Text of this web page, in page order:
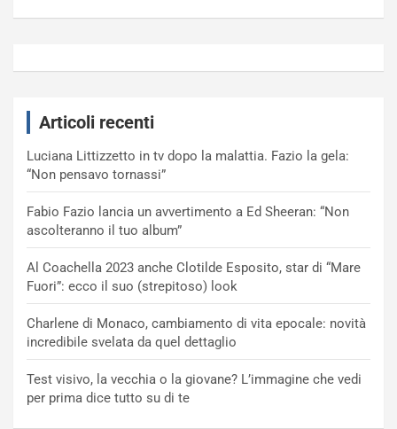
Articoli recenti
Luciana Littizzetto in tv dopo la malattia. Fazio la gela:
“Non pensavo tornassi”
Fabio Fazio lancia un avvertimento a Ed Sheeran: “Non
ascolteranno il tuo album”
Al Coachella 2023 anche Clotilde Esposito, star di “Mare
Fuori”: ecco il suo (strepitoso) look
Charlene di Monaco, cambiamento di vita epocale: novità
incredibile svelata da quel dettaglio
Test visivo, la vecchia o la giovane? L’immagine che vedi
per prima dice tutto su di te